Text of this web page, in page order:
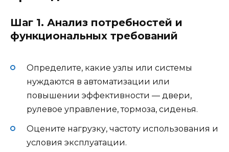
Шаг 1. Анализ потребностей и
функциональных требований
Определите, какие узлы или системы
нуждаются в автоматизации или
повышении эффективности — двери,
рулевое управление, тормоза, сиденья.
Оцените нагрузку, частоту использования и
условия эксплуатации.